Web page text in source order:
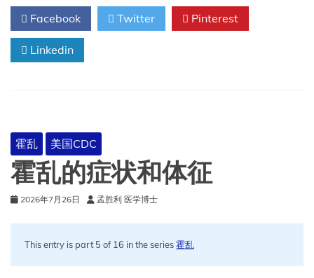
因
及
传
播
途
Facebook Twitter Pinterest
Linkedin
霍乱 美国CDC
霍乱的症状和体征
2026年7月26日 孟胜利 医学博士
This entry is part 5 of 16 in the series霍乱